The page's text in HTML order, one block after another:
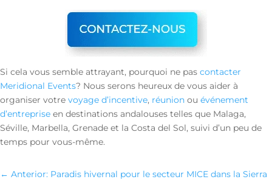
Si cela vous semble attrayant, pourquoi ne pas contacter
Meridional Events? Nous serons heureux de vous aider à
organiser votre voyage d’incentive, réunion ou événement
d’entreprise en destinations andalouses telles que Malaga,
Séville, Marbella, Grenade et la Costa del Sol, suivi d’un peu de
temps pour vous-même.
← Anterior: Paradis hivernal pour le secteur MICE dans la Sierra